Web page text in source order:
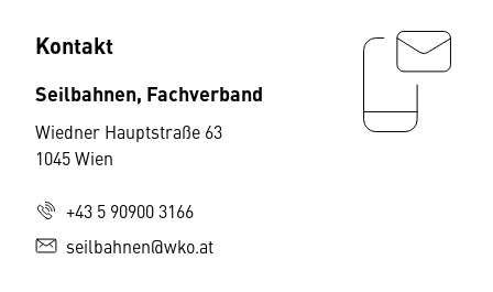
Kontakt
Seilbahnen, Fachverband
Wiedner Hauptstraße 63
1045 Wien
+43 5 90900 3166
seilbahnen@wko.at